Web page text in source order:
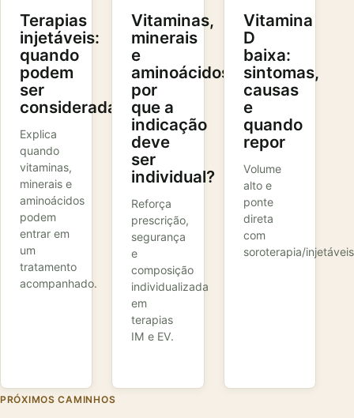
Terapias
injetáveis:
quando
podem
ser
consideradas?
Explica
quando
vitaminas,
minerais e
aminoácidos
podem
entrar em
um
tratamento
acompanhado.
Vitaminas,
minerais
e
aminoácidos:
por
que a
indicação
deve
ser
individual?
Reforça
prescrição,
segurança
e
composição
individualizada
em
terapias
IM e EV.
Vitamina
D
baixa:
sintomas,
causas
e
quando
repor
Volume
alto e
ponte
direta
com
soroterapia/
PRÓXIMOS CAMINHOS